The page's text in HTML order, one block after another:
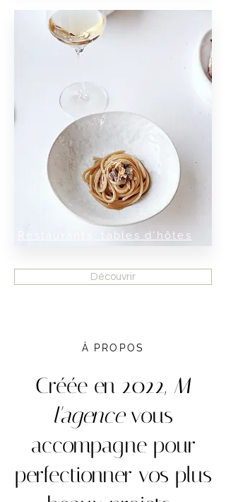
Restaurants, tables d'hôtes
Découvrir
À PROPOS
Créée en 2022, M
l'agencevous
accompagne pour
perfectionner vos plus